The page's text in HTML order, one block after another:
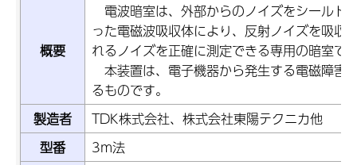
概要
電波暗室は、外部からのノイズをシールド
った電磁波吸収体により、反射ノイズを吸収
れるノイズを正確に測定できる専用の暗室で
本装置は、電子機器から発生する電磁障害
るものです。
製造者
TDK株式会社、株式会社東陽テクニカ他
型番
3m法